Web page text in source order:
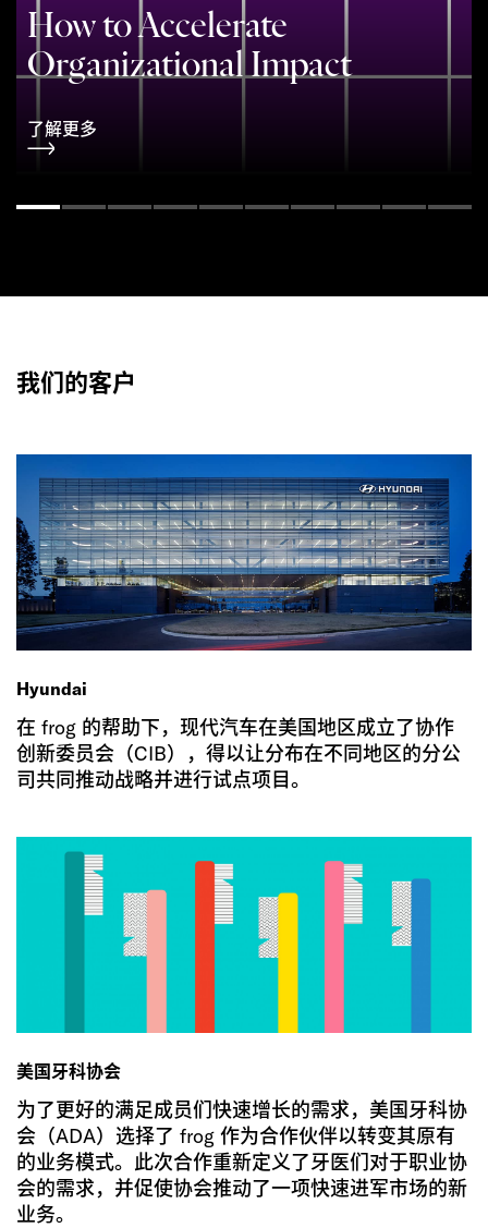
How to Accelerate
Organizational Impact
了解更多
我们的客户
Hyundai
在 frog 的帮助下，现代汽车在美国地区成立了协作
创新委员会（CIB），得以让分布在不同地区的分公
司共同推动战略并进行试点项目。
美国牙科协会
为了更好的满足成员们快速增长的需求，美国牙科协
会（ADA）选择了 frog 作为合作伙伴以转变其原有
的业务模式。此次合作重新定义了牙医们对于职业协
会的需求，并促使协会推动了一项快速进军市场的新
业务。